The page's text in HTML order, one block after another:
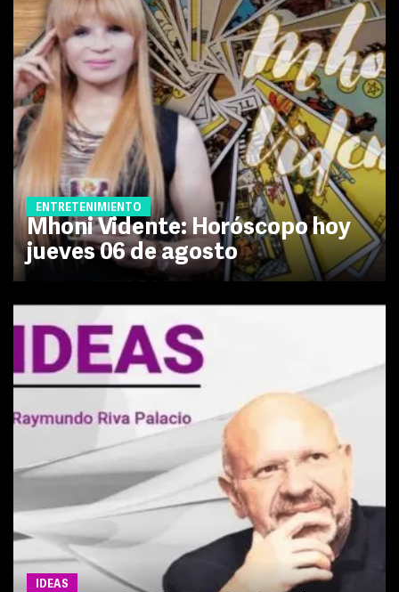
ENTRETENIMIENTO
Mhoni Vidente: Horóscopo hoy
jueves 06 de agosto
IDEAS